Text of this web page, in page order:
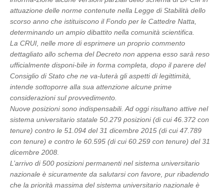
attuazione delle norme contenute nella Legge di Stabilità dello
scorso anno che istituiscono il Fondo per le Cattedre Natta,
determinando un ampio dibattito nella comunità scientifica.
La CRUI, nelle more di esprimere un proprio commento
dettagliato allo schema del Decreto non appena esso sarà reso
ufficialmente disponi-bile in forma completa, dopo il parere del
Consiglio di Stato che ne va-luterà gli aspetti di legittimità,
intende sottoporre alla sua attenzione alcune prime
considerazioni sul provvedimento.
Nuove posizioni sono indispensabili. Ad oggi risultano attive nel
sistema universitario statale 50.279 posizioni (di cui 46.372 con
tenure) contro le 51.094 del 31 dicembre 2015 (di cui 47.789
con tenure) e contro le 60.595 (di cui 60.259 con tenure) del 31
dicembre 2008.
L’arrivo di 500 posizioni permanenti nel sistema universitario
nazionale è sicuramente da salutarsi con favore, pur ribadendo
che la priorità massima del sistema universitario nazionale è